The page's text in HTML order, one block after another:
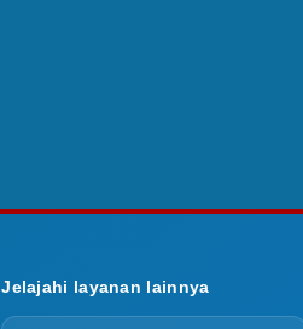
Jelajahi layanan lainnya